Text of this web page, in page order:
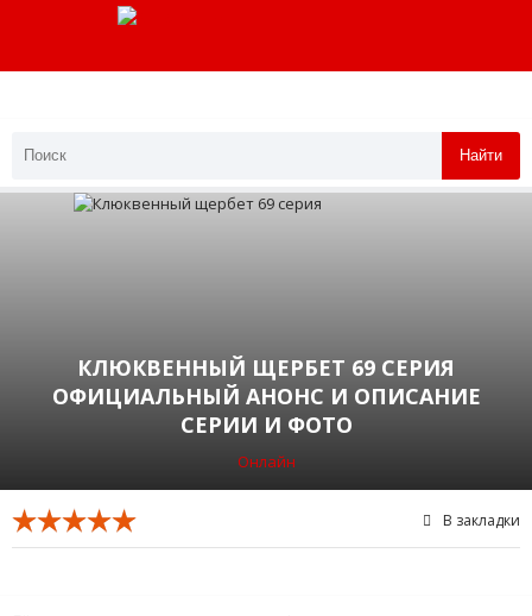
Найти
КЛЮКВЕННЫЙ ЩЕРБЕТ 69 СЕРИЯ
ОФИЦИАЛЬНЫЙ АНОНС И ОПИСАНИЕ
СЕРИИ И ФОТО
Онлайн
В закладки